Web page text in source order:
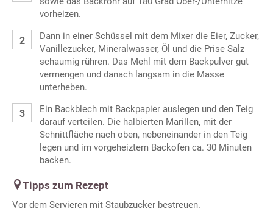
vorheizen.
Dann in einer Schüssel mit dem Mixer die Eier, Zucker,
Vanillezucker, Mineralwasser, Öl und die Prise Salz
schaumig rühren. Das Mehl mit dem Backpulver gut
vermengen und danach langsam in die Masse
unterheben.
Ein Backblech mit Backpapier auslegen und den Teig
darauf verteilen. Die halbierten Marillen, mit der
Schnittfläche nach oben, nebeneinander in den Teig
legen und im vorgeheiztem Backofen ca. 30 Minuten
backen.
Tipps zum Rezept
Vor dem Servieren mit Staubzucker bestreuen.